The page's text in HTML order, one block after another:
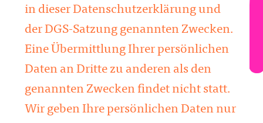
in dieser Datenschutzerklärung und
der DGS-Satzung genannten Zwecken.
Eine Übermittlung Ihrer persönlichen
Daten an Dritte zu anderen als den
genannten Zwecken findet nicht statt.
Wir geben Ihre persönlichen Daten nur